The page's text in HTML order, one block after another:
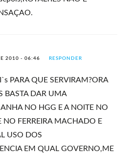
2010 - 06:46 RESPONDER
PARA QUE SERVIRAM?ORA
BASTA DAR UMA
NO HGG E A NOITE NO
NO FERREIRA MACHADO E
USO DOS
EM QUAL GOVERNO,ME